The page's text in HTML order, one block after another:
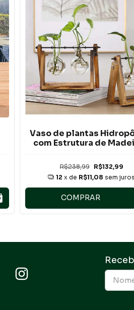
Vaso de plantas
com Estrutura de
R$238,99
R$132,99
12 x de R$11,08 sem juros
COMPRAR